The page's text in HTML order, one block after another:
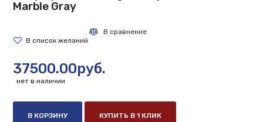
Marble Gray
37500.00руб.
нет в наличии
В КОРЗИНУ КУПИТЬ В 1 КЛИК